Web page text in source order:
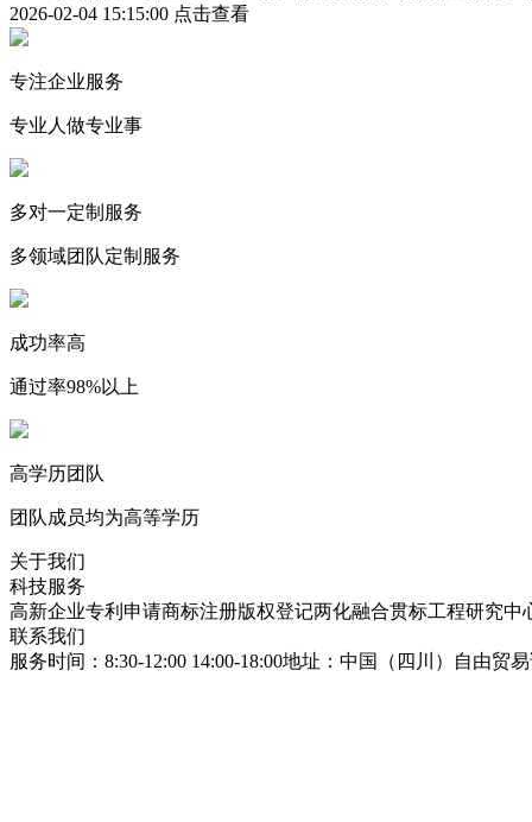
2026-02-04 15:15:00 点击查看
专注企业服务
专业人做专业事
多对一定制服务
多领域团队定制服务
成功率高
通过率98%以上
高学历团队
团队成员均为高等学历
关于我们
科技服务
高新企业专利申请商标注册版权登记两化融合贯标工程研究中
联系我们
服务时间：8:30-12:00 14:00-18:00地址：中国（四川）自由贸